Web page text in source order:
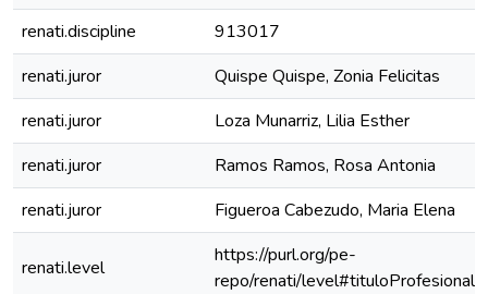
renati.discipline
913017
renati.juror
Quispe Quispe, Zonia Felicitas
renati.juror
Loza Munarriz, Lilia Esther
renati.juror
Ramos Ramos, Rosa Antonia
renati.juror
Figueroa Cabezudo, Maria Elena
renati.level
https://purl.org/pe-
repo/renati/level#tituloProfesional